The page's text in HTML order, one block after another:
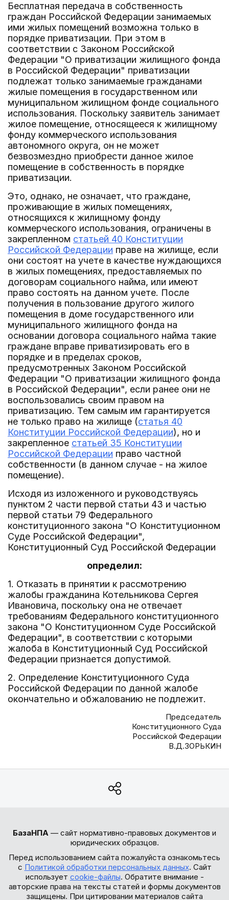
Бесплатная передача в собственность
граждан Российской Федерации занимаемых
ими жилых помещений возможна только в
порядке приватизации. При этом в
соответствии с Законом Российской
Федерации "О приватизации жилищного фонда
в Российской Федерации" приватизации
подлежат только занимаемые гражданами
жилые помещения в государственном или
муниципальном жилищном фонде социального
использования. Поскольку заявитель занимает
жилое помещение, относящееся к жилищному
фонду коммерческого использования
автономного округа, он не может
безвозмездно приобрести данное жилое
помещение в собственность в порядке
приватизации.
Это, однако, не означает, что граждане,
проживающие в жилых помещениях,
относящихся к жилищному фонду
коммерческого использования, ограничены в
закрепленном статьей 40 Конституции
Российской Федерации праве на жилище, если
они состоят на учете в качестве нуждающихся
в жилых помещениях, предоставляемых по
договорам социального найма, или имеют
право состоять на данном учете. После
получения в пользование другого жилого
помещения в доме государственного или
муниципального жилищного фонда на
основании договора социального найма такие
граждане вправе приватизировать его в
порядке и в пределах сроков,
предусмотренных Законом Российской
Федерации "О приватизации жилищного фонда
в Российской Федерации", если ранее они не
воспользовались своим правом на
приватизацию. Тем самым им гарантируется
не только право на жилище (статья 40
Конституции Российской Федерации), но и
закрепленное статьей 35 Конституции
Российской Федерации право частной
собственности (в данном случае - на жилое
помещение).
Исходя из изложенного и руководствуясь
пунктом 2 части первой статьи 43 и частью
первой статьи 79 Федерального
конституционного закона "О Конституционном
Суде Российской Федерации",
Конституционный Суд Российской Федерации
определил:
1. Отказать в принятии к рассмотрению
жалобы гражданина Котельникова Сергея
Ивановича, поскольку она не отвечает
требованиям Федерального конституционного
закона "О Конституционном Суде Российской
Федерации", в соответствии с которыми
жалоба в Конституционный Суд Российской
Федерации признается допустимой.
2. Определение Конституционного Суда
Российской Федерации по данной жалобе
окончательно и обжалованию не подлежит.
Председатель
Конституционного Суда
Российской Федерации
В.Д.ЗОРЬКИН
БазаНПА — сайт нормативно-правовых документов и
юридических образцов.
Перед использованием сайта пожалуйста ознакомьтесь
с Политикой обработки персональных данных. Сайт
использует cookie-файлы. Обратите внимание -
авторские права на тексты статей и формы документов
защищены. При цитировании материалов сайта